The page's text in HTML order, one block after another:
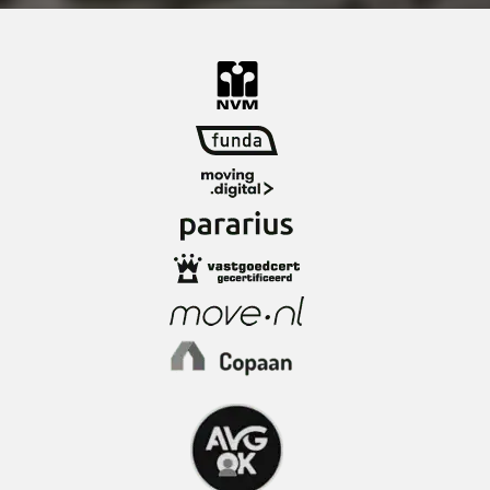
gezellige sfeer.
De buurt heeft ons ook positief verrast. Het is
een fijne omgeving met een goede OV-
aansluiting, waardoor je zo in de stad bent of
juist makkelijk andere steden kunt bereiken.
Tegelijkertijd is er hier altijd wel iets te beleven,
wat het wonen extra leuk maakt!
Feijenoord is een karaktervolle wijk, volop in
ontwikkeling. Gelegen aan de zuidelijke oever
van de Maas, woon je hier centraal met alle
voorzieningen binnen handbereik. Een bijzonder
onderdeel is het Hefkwartier, een jonge en
Voor je dagelijkse boodschappen kun je terecht
bij het Entrepotgebouw of op de Vuurplaat,
terwijl je op de Wilhelminapier geniet van